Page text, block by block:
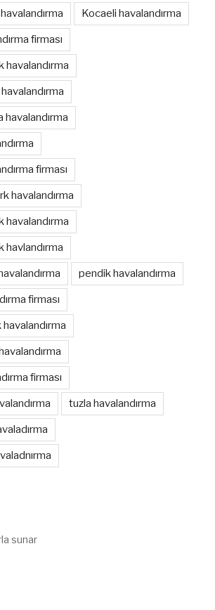
Kocaeli havalandırma
firması
firması
havalandırma
havalandırma
havlandırma
pendik havalandırma
firması
firması
tuzla havalandırma
sunar